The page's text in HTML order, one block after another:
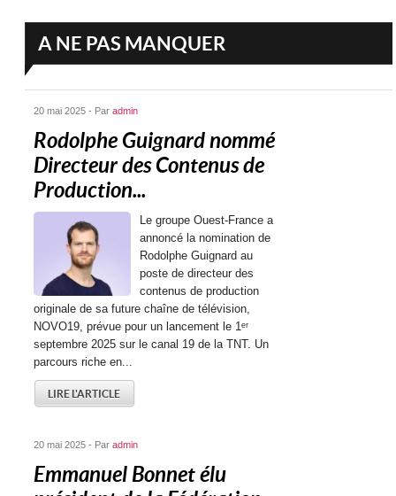
A NE PAS MANQUER
20 mai 2025 - Paradmin
Rodolphe Guignard nommé
Directeur des Contenus de
Production...
Le groupe Ouest-France a
annoncé la nomination de
Rodolphe Guignard au
poste de directeur des
contenus de production
originale de sa future chaîne de télévision,
NOVO19, prévue pour un lancement le 1ᵉʳ
septembre 2025 sur le canal 19 de la TNT. Un
parcours riche en...
LIRE L'ARTICLE
20 mai 2025 - Paradmin
Emmanuel Bonnet élu